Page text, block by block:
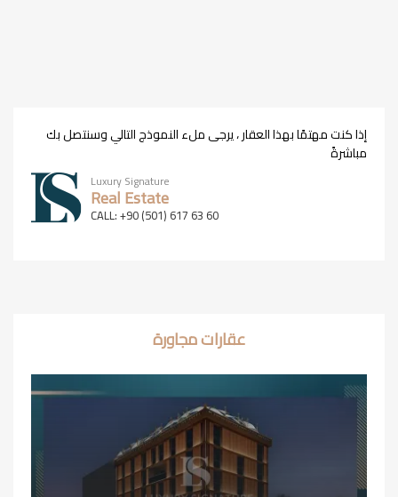
إذا كنت مهتمًا بهذا العقار ، يرجى ملء النموذج التالي وسنتصل بك
مباشرةً
Luxury Signature
Real Estate
CALL: +90 (501) 617 63 60
عقارات مجاورة